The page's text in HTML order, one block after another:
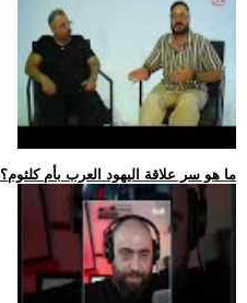
.. ما هو سر علاقة اليهود العرب بأم كلثوم؟